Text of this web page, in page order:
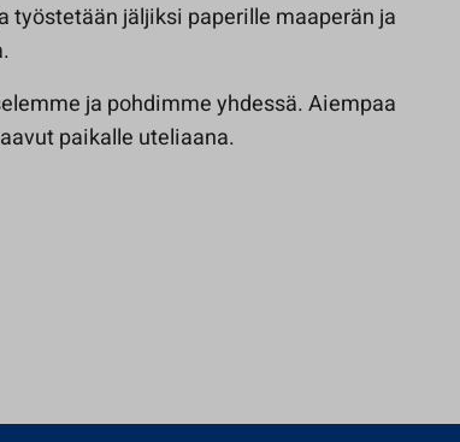
työstetään jäljiksi paperille maaperän ja
ja pohdimme yhdessä. Aiempaa
paikalle uteliaana.